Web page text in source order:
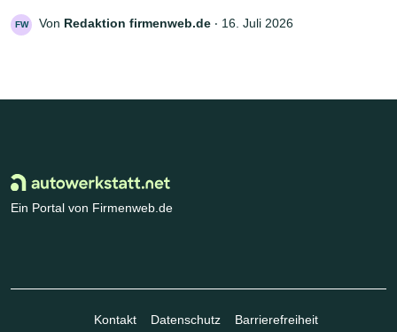
FW Von Redaktion firmenweb.de ‧ 16. Juli 2026
Ein Portal von Firmenweb.de
Kontakt Datenschutz Barrierefreiheit